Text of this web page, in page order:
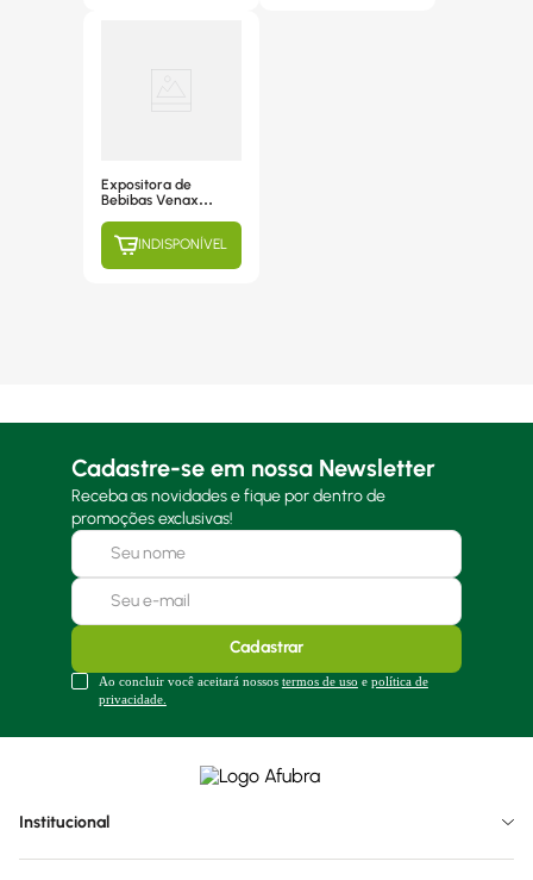
Expositora de
Bebibas Venax
- 220V
INDISPONÍVEL
Cadastre-se em nossa Newsletter
Receba as novidades e fique por dentro de
promoções exclusivas!
Cadastrar
Ao concluir você aceitará nossos termos de uso e política de
privacidade.
Institucional